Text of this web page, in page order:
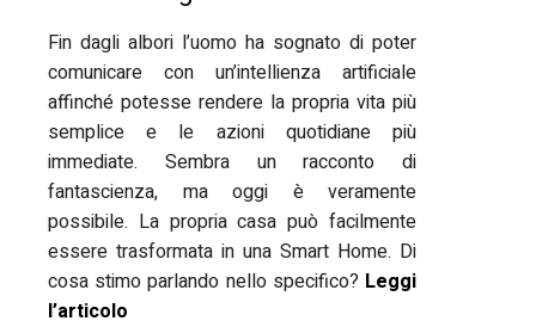
Fin dagli albori l’uomo ha sognato di poter
comunicare con un’intellienza artificiale
affinché potesse rendere la propria vita più
semplice e le azioni quotidiane più
immediate. Sembra un racconto di
fantascienza, ma oggi è veramente
possibile. La propria casa può facilmente
essere trasformata in una Smart Home. Di
cosa stimo parlando nello specifico? Leggi
l’articolo